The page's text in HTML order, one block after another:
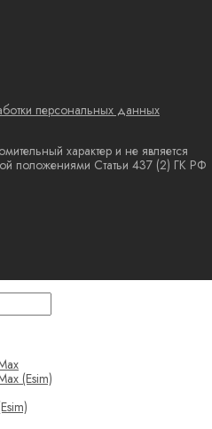
персональных данных
характер и не является
положениями Статьи 437 (2) ГК РФ
(Esim)